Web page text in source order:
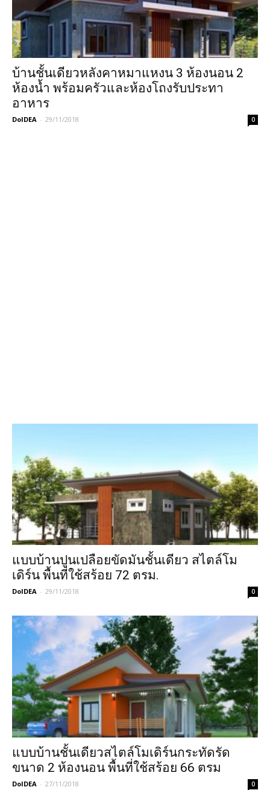
บ้านชั้นเดียวหลังคาหมาแหงน 3 ห้องนอน 2
ห้องน้ำ พร้อมครัวและห้องโถงรับประทา
อาหาร
DoIDEA - 29/11/2018 0
แบบบ้านปูนเปลือยขัดมันชั้นเดียว สไตล์โม
เดิร์น พื้นที่ใช้สร้อย 72 ตรม.
DoIDEA - 29/11/2018 0
แบบบ้านชั้นเดียวสไตล์โมเดิร์นกระทัดรัด
ขนาด 2 ห้องนอน พื้นที่ใช้สร้อย 66 ตรม
DoIDEA - 27/11/2018 0